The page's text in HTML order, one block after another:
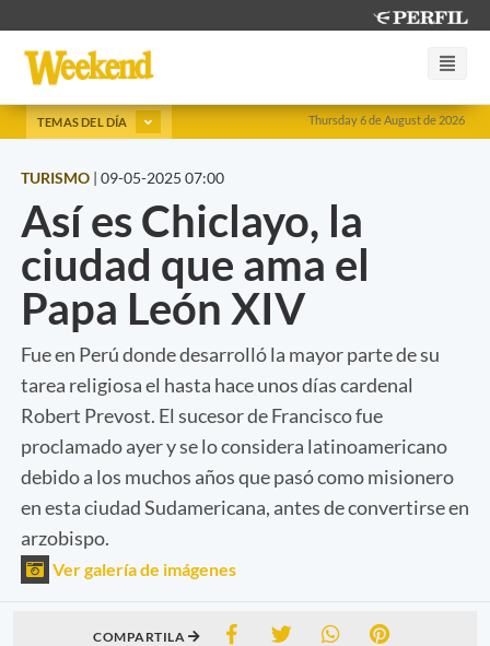
Thursday 6 de August de 2026
TEMAS DEL DÍA
TURISMO | 09-05-2025 07:00
Así es Chiclayo, la
ciudad que ama el
Papa León XIV
Fue en Perú donde desarrolló la mayor parte de su
tarea religiosa el hasta hace unos días cardenal
Robert Prevost. El sucesor de Francisco fue
proclamado ayer y se lo considera latinoamericano
debido a los muchos años que pasó como misionero
en esta ciudad Sudamericana, antes de convertirse en
arzobispo.
Ver galería de imágenes
COMPARTILA